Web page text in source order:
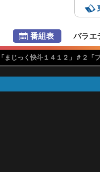
番組表 バラエ
「まじっく快斗１４１２」＃２「